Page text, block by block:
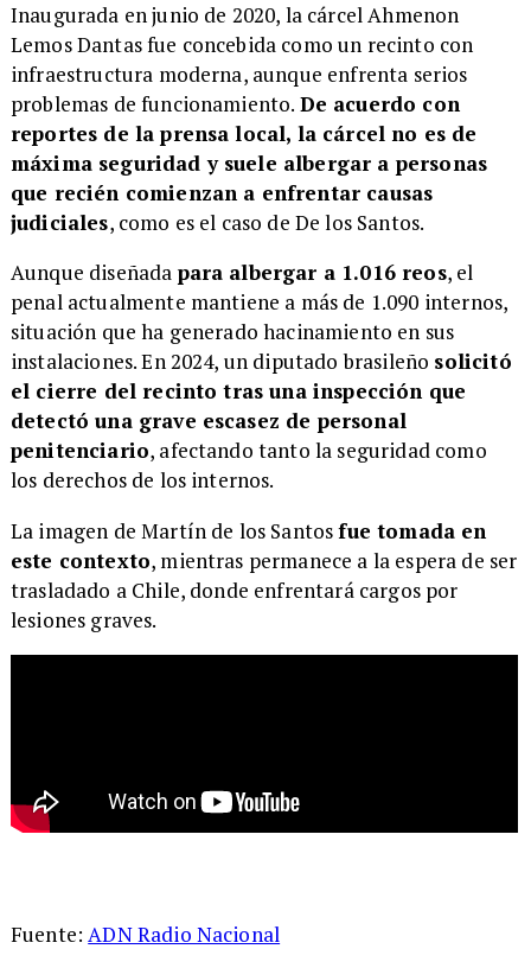
Inaugurada en junio de 2020, la cárcel Ahmenon
Lemos Dantas fue concebida como un recinto con
infraestructura moderna, aunque enfrenta serios
problemas de funcionamiento. De acuerdo con
reportes de la prensa local, la cárcel no es de
máxima seguridad y suele albergar a personas
que recién comienzan a enfrentar causas
judiciales, como es el caso de De los Santos.
Aunque diseñada para albergar a 1.016 reos, el
penal actualmente mantiene a más de 1.090 internos,
situación que ha generado hacinamiento en sus
instalaciones. En 2024, un diputado brasileño solicitó
el cierre del recinto tras una inspección que
detectó una grave escasez de personal
penitenciario, afectando tanto la seguridad como
los derechos de los internos.
La imagen de Martín de los Santosfue tomada en
este contexto, mientras permanece a la espera de ser
trasladado a Chile, donde enfrentará cargos por
lesiones graves.
Fuente:ADN Radio Nacional